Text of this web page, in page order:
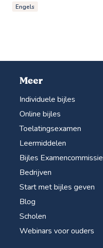
Engels
Meer
Individuele bijles
Online bijles
Toelatingsexamen
Leermiddelen
Bijles Examencommissie
Bedrijven
Start met bijles geven
Blog
Scholen
Webinars voor ouders